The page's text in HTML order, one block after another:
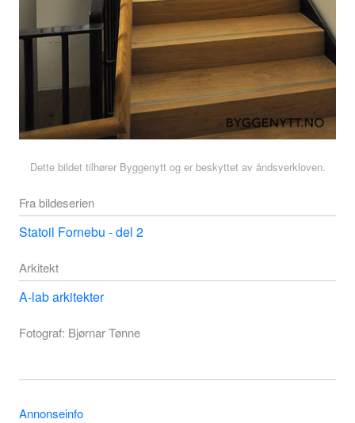
Dette bildet tilhører Byggenytt og er beskyttet av åndsverkloven.
Fra bildeserien
Statoil Fornebu - del 2
Arkitekt
A-lab arkitekter
Fotograf: Bjørnar Tønne
Annonseinfo